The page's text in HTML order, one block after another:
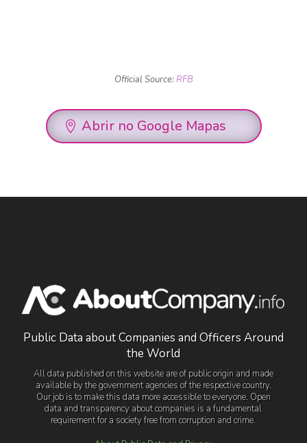
Official Source:RFB
Abrir no Google Mapas
Public Data about Companies and Officers Around
the World
All data published on this website are of public origin and made
available by the government agencies of the respective country.
Our job is to make this data more accessible to everyone. Open
data and transparency about companies is a fundamental
requirement for a society free from corruption and crime.